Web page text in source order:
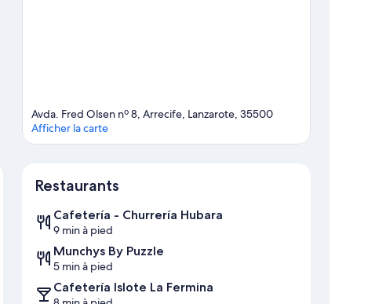
Avda. Fred Olsen nº 8, Arrecife, Lanzarote, 35500
Afficher la carte
Restaurants
Cafetería - Churrería Hubara
9 min à pied
Munchys By Puzzle
5 min à pied
Cafetería Islote La Fermina